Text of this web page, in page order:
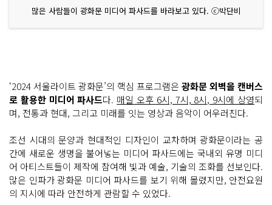
많은 사람들이 광화문 미디어 파사드를 바라보고 있다. ⓒ박단비
‘2024 서울라이트 광화문’의 핵심 프로그램은 광화문 외벽을 캔버스
로 활용한 미디어 파사드다. 매일 오후 6시, 7시, 8시, 9시에 상영되
며, 전통과 현대, 그리고 미래를 잇는 영상과 음악이 어우러진다.
조선 시대의 문양과 현대적인 디자인이 교차하며 광화문이라는 공
간에 새로운 생명을 불어넣는 미디어 파사드에는 국내외 유명 미디
어 아티스트들이 제작에 참여해 빛과 예술, 기술의 조화를 선보인다.
많은 인파가 광화문 미디어 파사드를 보기 위해 몰렸지만, 안전요원
의 지시에 따라 안전하게 관람할 수 있었다.